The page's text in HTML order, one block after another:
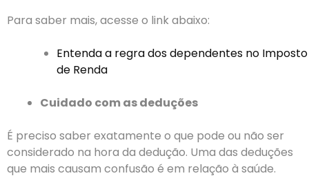
Para saber mais, acesse o link abaixo:
Entenda a regra dos dependentes no Imposto
de Renda
Cuidado com as deduções
É preciso saber exatamente o que pode ou não ser
considerado na hora da dedução. Uma das deduções
que mais causam confusão é em relação à saúde.